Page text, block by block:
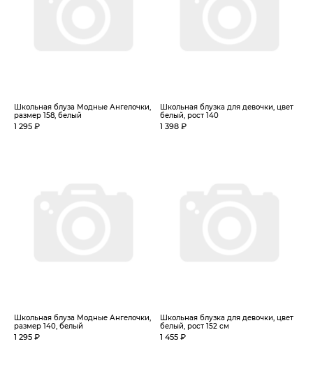
Школьная блуза Модные Ангелочки,
размер 158, белый
1 295 ₽
Школьная блузка для девочки, цвет
белый, рост 140
1 398 ₽
Школьная блуза Модные Ангелочки,
размер 140, белый
1 295 ₽
Школьная блузка для девочки, цвет
белый, рост 152 см
1 455 ₽